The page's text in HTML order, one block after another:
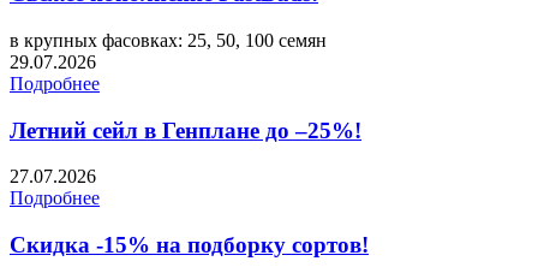
в крупных фасовках: 25, 50, 100 семян
29.07.2026
Подробнее
Летний сейл в Генплане до –25%!
27.07.2026
Подробнее
Скидка -15% на подборку сортов!